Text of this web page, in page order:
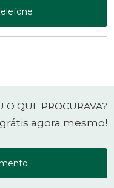
O QUE PROCURAVA?
agora mesmo!